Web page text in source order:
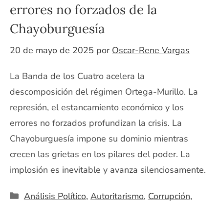
errores no forzados de la
Chayoburguesía
20 de mayo de 2025 por Oscar-Rene Vargas
La Banda de los Cuatro acelera la
descomposición del régimen Ortega-Murillo. La
represión, el estancamiento económico y los
errores no forzados profundizan la crisis. La
Chayoburguesía impone su dominio mientras
crecen las grietas en los pilares del poder. La
implosión es inevitable y avanza silenciosamente.
Categorías
Análisis Político, Autoritarismo, Corrupción,